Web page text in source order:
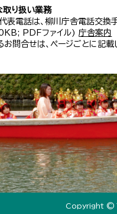
取り扱い業務
電話は、柳川庁舎電話交換
PDFファイル)庁舎案内
問合せは、ページごとに記
Copyright ©